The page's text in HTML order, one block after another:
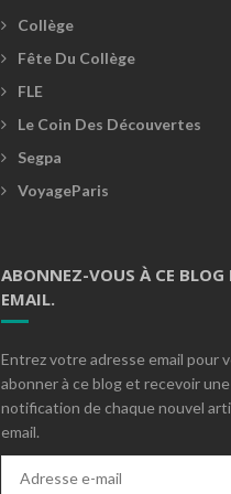
Collège
Fête Du Collège
FLE
Le Coin Des Découvertes
Segpa
VoyageParis
ABONNEZ-VOUS À CE BLOG
EMAIL.
Entrez votre adresse email pour
abonner à ce blog et recevoir une
notification de chaque nouvel
email.